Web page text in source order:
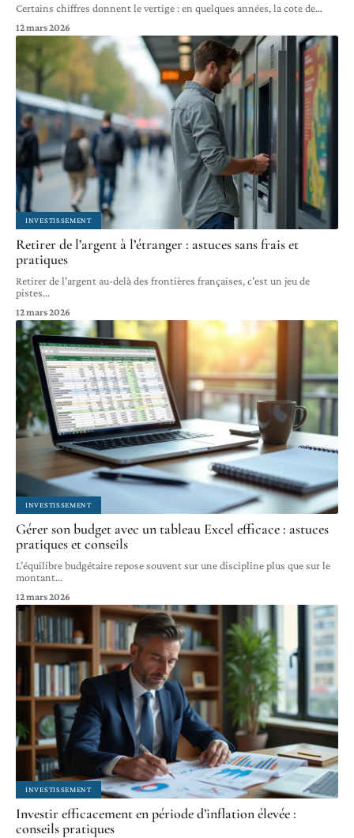
Certains chiffres donnent le vertige : en quelques années, la cote de…
12 mars 2026
INVESTISSEMENT
Retirer de l’argent à l’étranger : astuces sans frais et
pratiques
Retirer de l'argent au-delà des frontières françaises, c'est un jeu de
pistes…
12 mars 2026
INVESTISSEMENT
Gérer son budget avec un tableau Excel efficace : astuces
pratiques et conseils
L’équilibre budgétaire repose souvent sur une discipline plus que sur le
montant…
12 mars 2026
INVESTISSEMENT
Investir efficacement en période d’inflation élevée :
conseils pratiques